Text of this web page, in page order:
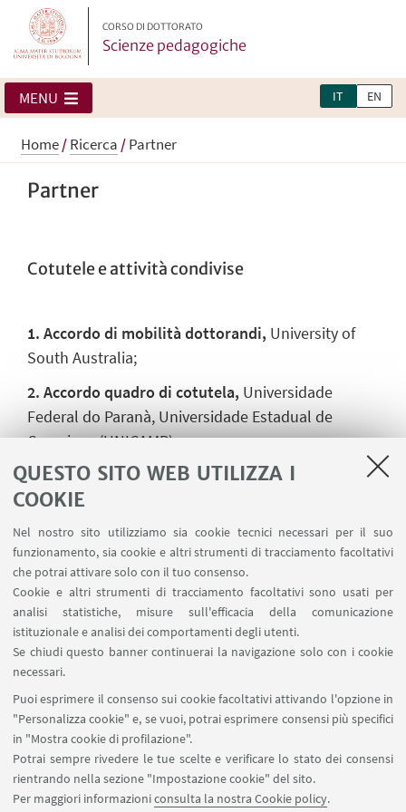
QUESTO SITO WEB UTILIZZA I
COOKIE
Nel nostro sito utilizziamo sia cookie tecnici necessari per il suo
funzionamento, sia cookie e altri strumenti di tracciamento facoltativi
che potrai attivare solo con il tuo consenso.
Cookie e altri strumenti di tracciamento facoltativi sono usati per
analisi statistiche, misure sull'efficacia della comunicazione
istituzionale e analisi dei comportamenti degli utenti.
Se chiudi questo banner continuerai la navigazione solo con i cookie
necessari.
Puoi esprimere il consenso sui cookie facoltativi attivando l'opzione in
"Personalizza cookie" e, se vuoi, potrai esprimere consensi più specifici
in "Mostra cookie di profilazione".
Potrai sempre rivedere le tue scelte e verificare lo stato dei consensi
rientrando nella sezione "Impostazione cookie" del sito.
Per maggiori informazioniconsulta la nostra Cookie policy.
CORSO DI DOTTORATO
Scienze pedagogiche
IT EN
MENU
Home/Ricerca /Partner
Partner
Cotutele e attività condivise
1. Accordo di mobilità dottorandi, University of
South Australia;
2. Accordo quadro di cotutela, Universidade
Federal do Paranà, Universidade Estadual de
Campinas (UNICAMP);
3.Agreement di cotutela,New Bulgarian
University, Université Paris 8, Universidade Estadual
de Campinas;
4. Cotute incoming attive,Escuela Internacional
de Posgrado/ International School for
Postgraduate Studies Universidad de Granad,
Universidade Federal do Paranà, Université Paris 3
Sorbonne Nouvelle, Universidad Estadual de
Campinas.
5. Opportunità di collaborazione, anche tramite
convenzioni di Alto Apprendistato, con Enti
pubblici e privati, per progetti di ricerca volti allo
sviluppo e all'incremento della terza missione.